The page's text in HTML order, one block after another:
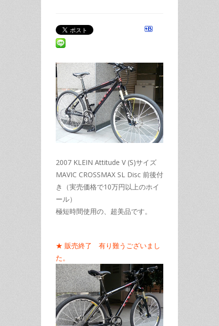
2007 KLEIN Attitude V (S)サイズ
MAVIC CROSSMAX SL Disc 前後付
き（実売価格で10万円以上のホイ
ール）
極短時間使用の、超美品です。
★ 販売終了 有り難うございまし
た。